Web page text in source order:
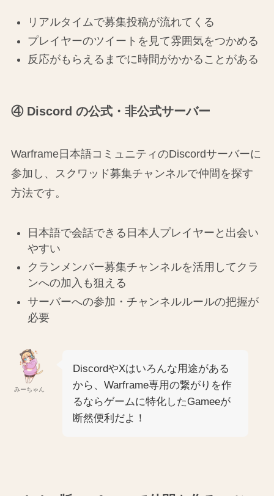
リアルタイムで募集投稿が流れてくる
プレイヤーのツイートを見て雰囲気をつかめる
反応がもらえるまでに時間がかかることがある
④ Discord の公式・非公式サーバー
Warframe日本語コミュニティのDiscordサーバーに
参加し、スクワッド募集チャンネルで仲間を探す
方法です。
日本語で会話できる日本人プレイヤーと出会い
やすい
クランメンバー募集チャンネルを活用してクラ
ンへの加入も狙える
サーバーへの参加・チャンネルルールの把握が
必要
みーちゃん
DiscordやXはいろんな用途がある
から、Warframe専用の繋がりを作
るならゲームに特化したGameeが
断然便利だよ！